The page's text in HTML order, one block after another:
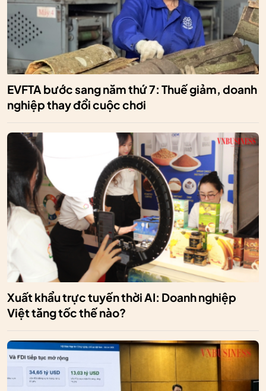
EVFTA bước sang năm thứ 7: Thuế giảm, doanh
nghiệp thay đổi cuộc chơi
Xuất khẩu trực tuyến thời AI: Doanh nghiệp
Việt tăng tốc thế nào?